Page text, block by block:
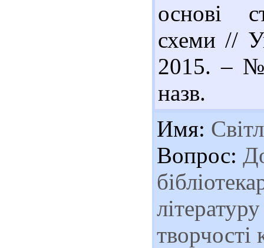
основі
схеми //
2015. – №
назв.
Имя:
Вопрос: